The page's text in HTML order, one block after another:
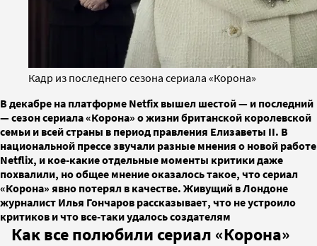
Кадр из последнего сезона сериала «Корона»
В декабре на платформе Netfix вышел шестой — и последний
— сезон сериала «Корона» о жизни британской королевской
семьи и всей страны в период правления Елизаветы II. В
национальной прессе звучали разные мнения о новой работе
Netflix, и кое-какие отдельные моменты критики даже
похвалили, но общее мнение оказалось такое, что сериал
«Корона» явно потерял в качестве. Живущий в Лондоне
журналист Илья Гончаров рассказывает, что не устроило
критиков и что все-таки удалось создателям
Как все полюбили сериал «Корона»